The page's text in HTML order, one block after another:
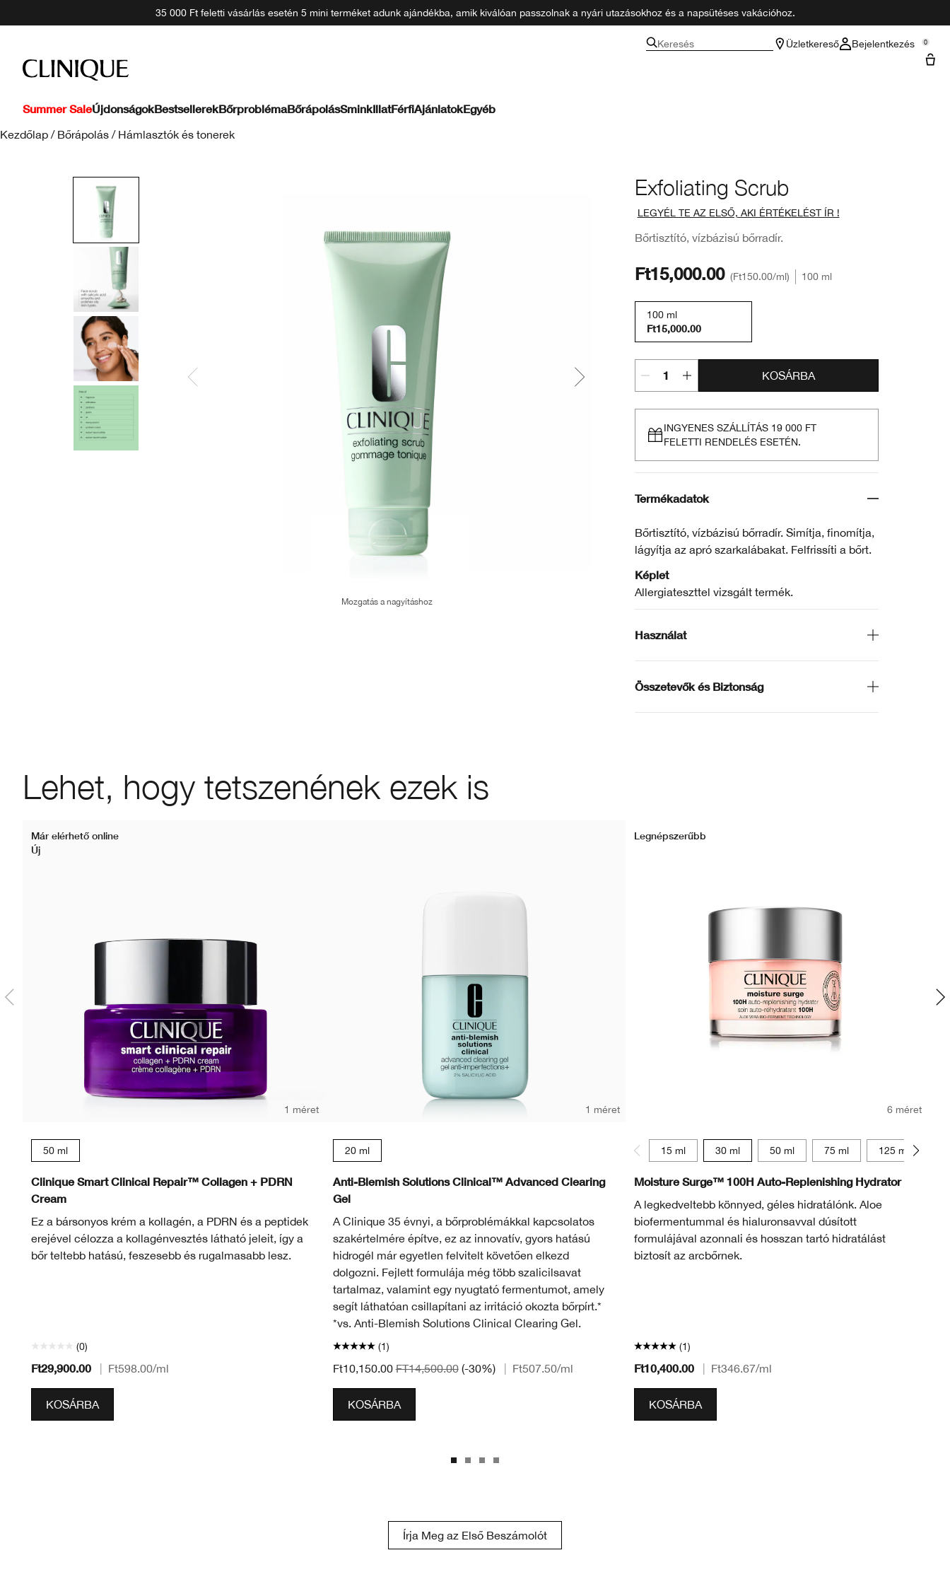
35 000 Ft feletti vásárlás esetén 5 mini terméket adunk ajándékba, amik kiválóan passzolnak a nyári utazásokhoz és a napsütéses vakációhoz.
Keresés Üzletkereső Bejelentkezés 0
Summer SaleÚjdonságokBestsellerekBőrproblémaBőrápolásSminkIllatFérfiAjánlatokEgyéb
Kezdőlap / Bőrápolás / Hámlasztók és tonerek
Exfoliating Scrub
LEGYÉL TE AZ ELSŐ, AKI ÉRTÉKELÉST ÍR !
Bőrtisztító, vízbázisú bőrradír.
Mozgatás a nagyításhoz
Ft15,000.00 Ft150.00/ml 100 ml
100 ml
Ft15,000.00
KOSÁRBA
INGYENES SZÁLLÍTÁS 19 000 FT
FELETTI RENDELÉS ESETÉN.
Termékadatok
Bőrtisztító, vízbázisú bőrradír. Simítja, finomítja,
lágyítja az apró szarkalábakat. Felfrissíti a bőrt.
Képlet
Allergiateszttel vizsgált termék.
Használat
Összetevők és Biztonság
Lehet, hogy tetszenének ezek is
Már elérhető online
Új
1 méret
50 ml
Clinique Smart Clinical Repair™ Collagen + PDRN
Cream
Ez a bársonyos krém a kollagén, a PDRN és a peptidek
erejével célozza a kollagénvesztés látható jeleit, így a
bőr teltebb hatású, feszesebb és rugalmasabb lesz.
(0)
Ft29,900.00 Ft598.00/ml
KOSÁRBA
1 méret
20 ml
Anti-Blemish Solutions Clinical™ Advanced Clearing
Gel
A Clinique 35 évnyi, a bőrproblémákkal kapcsolatos
szakértelmére építve, ez az innovatív, gyors hatású
hidrogél már egyetlen felvitelt követően elkezd
dolgozni. Fejlett formulája még több szalicilsavat
tartalmaz, valamint egy nyugtató fermentumot, amely
segít láthatóan csillapítani az irritáció okozta bőrpírt.*
*vs. Anti-Blemish Solutions Clinical Clearing Gel.
(1)
Ft10,150.00FT14,500.00 (-30%) Ft507.50/ml
KOSÁRBA
Legnépszerűbb
6 méret
15 ml 30 ml 50 ml 75 ml 125 ml
Moisture Surge™ 100H Auto-Replenishing Hydrator
A legkedveltebb könnyed, géles hidratálónk. Aloe
biofermentummal és hialuronsavval dúsított
formulájával azonnali és hosszan tartó hidratálást
biztosít az arcbőrnek.
(1)
Ft10,400.00 Ft346.67/ml
KOSÁRBA
Írja Meg az Első Beszámolót